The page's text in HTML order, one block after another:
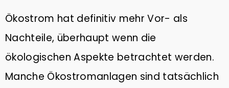
Ökostrom hat definitiv mehr Vor- als
Nachteile, überhaupt wenn die
ökologischen Aspekte betrachtet werden.
Manche Ökostromanlagen sind tatsächlich